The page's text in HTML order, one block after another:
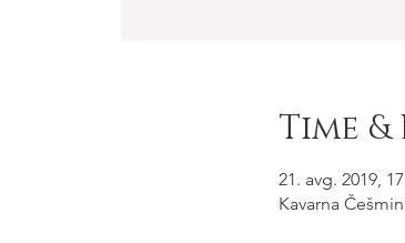
Time
21. avg. 2019,
Kavarna